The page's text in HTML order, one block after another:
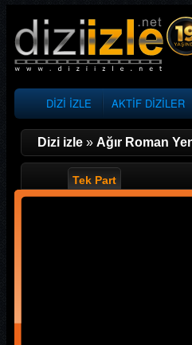
DİZİ İZLE AKTİF DİZİLER
Dizi izle » Ağır Roman
Tek Part